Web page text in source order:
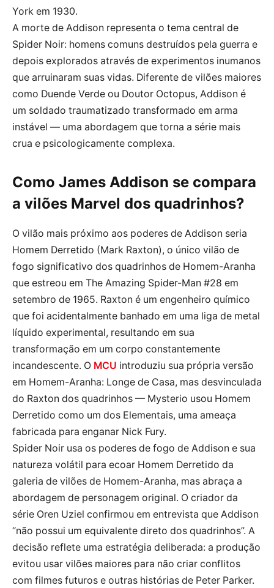
York em 1930.
A morte de Addison representa o tema central de
Spider Noir: homens comuns destruídos pela guerra e
depois explorados através de experimentos inumanos
que arruinaram suas vidas. Diferente de vilões maiores
como Duende Verde ou Doutor Octopus, Addison é
um soldado traumatizado transformado em arma
instável — uma abordagem que torna a série mais
crua e psicologicamente complexa.
Como James Addison se compara
a vilões Marvel dos quadrinhos?
O vilão mais próximo aos poderes de Addison seria
Homem Derretido (Mark Raxton), o único vilão de
fogo significativo dos quadrinhos de Homem-Aranha
que estreou em The Amazing Spider-Man #28 em
setembro de 1965. Raxton é um engenheiro químico
que foi acidentalmente banhado em uma liga de metal
líquido experimental, resultando em sua
transformação em um corpo constantemente
incandescente. O MCU introduziu sua própria versão
em Homem-Aranha: Longe de Casa, mas desvinculada
do Raxton dos quadrinhos — Mysterio usou Homem
Derretido como um dos Elementais, uma ameaça
fabricada para enganar Nick Fury.
Spider Noir usa os poderes de fogo de Addison e sua
natureza volátil para ecoar Homem Derretido da
galeria de vilões de Homem-Aranha, mas abraça a
abordagem de personagem original. O criador da
série Oren Uziel confirmou em entrevista que Addison
“não possui um equivalente direto dos quadrinhos”. A
decisão reflete uma estratégia deliberada: a produção
evitou usar vilões maiores para não criar conflitos
com filmes futuros e outras histórias de Peter Parker.